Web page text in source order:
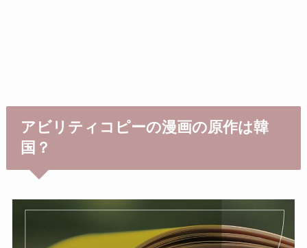
アビリティコピーの漫画の原作は韓
国？